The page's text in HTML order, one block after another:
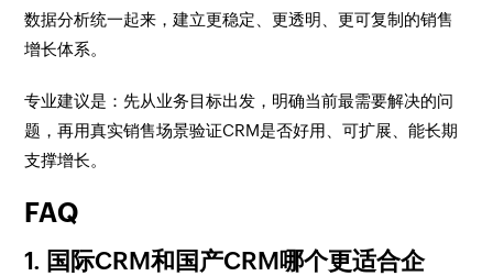
数据分析统一起来，建立更稳定、更透明、更可复制的销售
增长体系。
专业建议是：先从业务目标出发，明确当前最需要解决的问
题，再用真实销售场景验证CRM是否好用、可扩展、能长期
支撑增长。
FAQ
1. 国际CRM和国产CRM哪个更适合企